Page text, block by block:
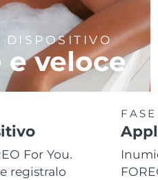
DISPOSITIVO
e veloce
For You.
registralo